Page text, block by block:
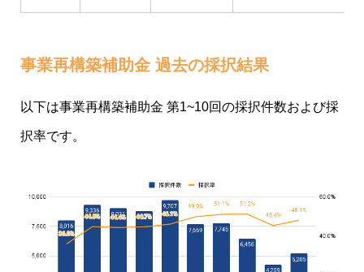
事業再構築補助金 過去の採択結果
以下は事業再構築補助金 第1~10回の採択件数および採
択率です。